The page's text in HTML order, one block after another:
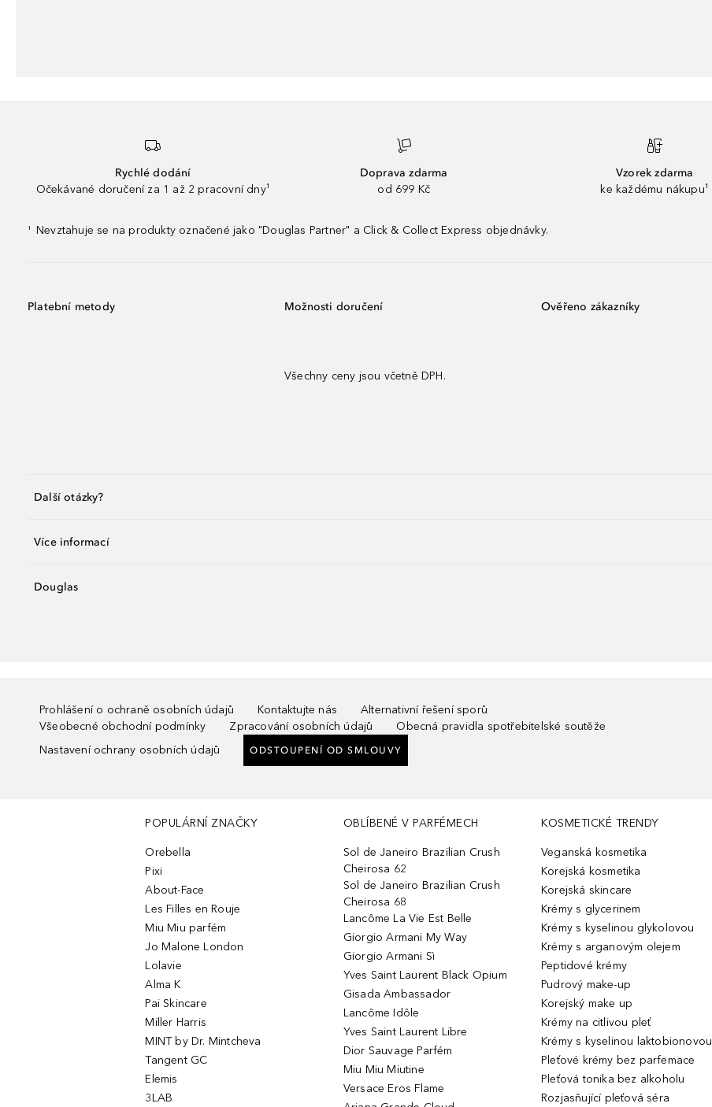
Rychlé dodání
Očekávané doručení za 1 až 2 pracovní dny¹
Doprava zdarma
od 699 Kč
Vzorek zdarma
ke každému nákupu¹
¹ Nevztahuje se na produkty označené jako "Douglas Partner" a Click & Collect Express objednávky.
Platební metody Možnosti doručení
Všechny ceny jsou včetně DPH.
Ověřeno zákazníky
Další otázky?
Více informací
Douglas
Prohlášení o ochraně osobních údajů Kontaktujte nás
Alternativní řešení sporů
Všeobecné obchodní podmínky
Zpracování osobních údajů
Obecná pravidla spotřebitelské soutěže
Nastavení ochrany osobních údajů
ODSTOUPENÍ OD SMLOUVY
POPULÁRNÍ ZNAČKY
Orebella
Pixi
About-Face
Les Filles en Rouje
Miu Miu parfém
Jo Malone London
Lolavie
Alma K
Pai Skincare
Miller Harris
MINT by Dr. Mintcheva
Tangent GC
Elemis
3LAB
OBLÍBENÉ V PARFÉMECH
Sol de Janeiro Brazilian Crush
Cheirosa 62
Sol de Janeiro Brazilian Crush
Cheirosa 68
Lancôme La Vie Est Belle
Giorgio Armani My Way
Giorgio Armani Sì
Yves Saint Laurent Black Opium
Gisada Ambassador
Lancôme Idôle
Yves Saint Laurent Libre
Dior Sauvage Parfém
Miu Miu Miutine
Versace Eros Flame
KOSMETICKÉ TRENDY
Veganská kosmetika
Korejská kosmetika
Korejská skincare
Krémy s glycerinem
Krémy s kyselinou glykolovou
Krémy s arganovým olejem
Peptidové krémy
Pudrový make-up
Korejský make up
Krémy na citlivou pleť
Krémy s kyselinou laktobionovou
Pleťové krémy bez parfemace
Pleťová tonika bez alkoholu
Rozjasňující pleťová séra